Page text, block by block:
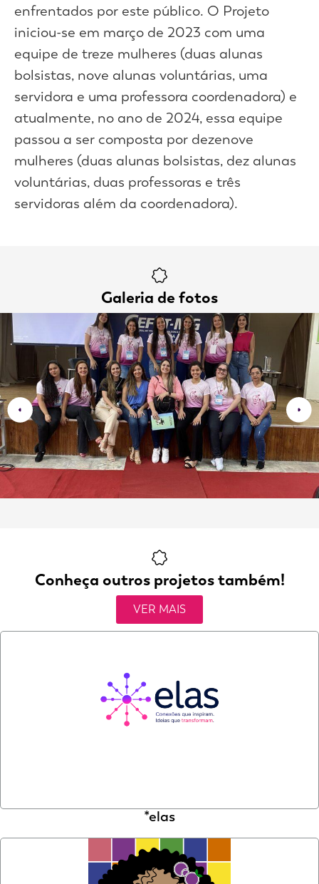
enfrentados por este público. O Projeto
iniciou-se em março de 2023 com uma
equipe de treze mulheres (duas alunas
bolsistas, nove alunas voluntárias, uma
servidora e uma professora coordenadora) e
atualmente, no ano de 2024, essa equipe
passou a ser composta por dezenove
mulheres (duas alunas bolsistas, dez alunas
voluntárias, duas professoras e três
servidoras além da coordenadora).
Galeria de fotos
Conheça outros projetos também!
VER MAIS
*elas